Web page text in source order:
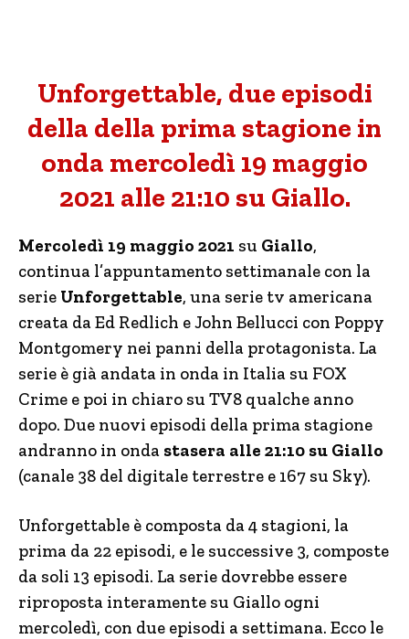
Unforgettable, due episodi
della della prima stagione in
onda mercoledì 19 maggio
2021 alle 21:10 su Giallo.
Mercoledì 19 maggio 2021 su Giallo,
continua l’appuntamento settimanale con la
serie Unforgettable, una serie tv americana
creata da Ed Redlich e John Bellucci con Poppy
Montgomery nei panni della protagonista. La
serie è già andata in onda in Italia su FOX
Crime e poi in chiaro su TV8 qualche anno
dopo. Due nuovi episodi della prima stagione
andranno in onda stasera alle 21:10 su Giallo
(canale 38 del digitale terrestre e 167 su Sky).
Unforgettable è composta da 4 stagioni, la
prima da 22 episodi, e le successive 3, composte
da soli 13 episodi. La serie dovrebbe essere
riproposta interamente su Giallo ogni
mercoledì, con due episodi a settimana. Ecco le